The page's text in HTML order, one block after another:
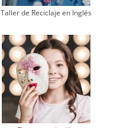
Taller de Reciclaje en Inglés